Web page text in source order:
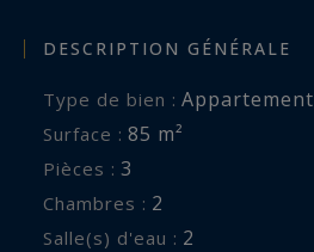
DESCRIPTION GÉNÉRALE
Type de bien : Appartement
Surface : 85 m²
Pièces : 3
Chambres : 2
Salle(s) d'eau : 2